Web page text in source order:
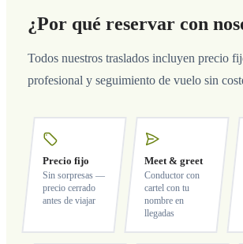
¿Por qué reservar con
Todos nuestros traslados incluyen precio
profesional y seguimiento de vuelo sin
Precio fijo
Sin sorpresas —
precio cerrado
antes de viajar
Meet & greet
Conductor con
cartel con tu
nombre en
llegadas